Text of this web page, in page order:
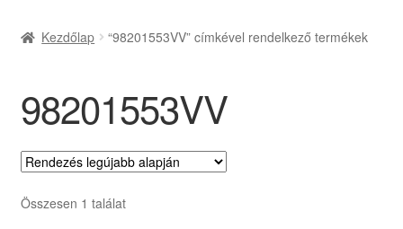
Adatvédelmi irányelvek
Felhasználási feltételek
Kapcsolatba lépni
Kifizetések
Kezdőlap “98201553VV” címkével rendelkező termékek
98201553VV
Összesen 1 találat